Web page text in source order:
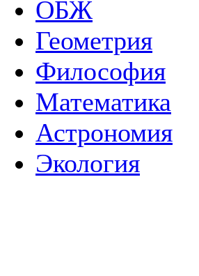
ОБЖ
Геометрия
Философия
Математика
Астрономия
Экология